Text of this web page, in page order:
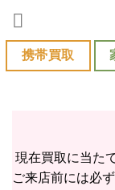
content携帯買取
現在買取に当た
ご来店前には必